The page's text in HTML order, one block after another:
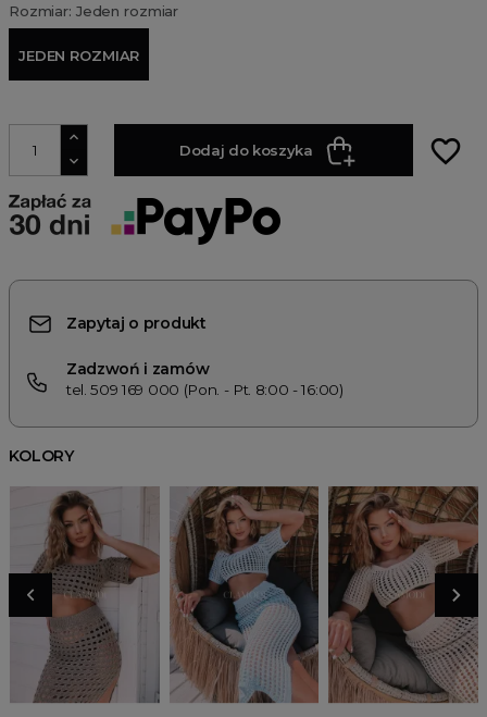
Rozmiar: Jeden rozmiar
JEDEN ROZMIAR
Dodaj do koszyka favorite_border
Zapytaj o produkt
Zadzwoń i zamów
tel. 509 169 000 (Pon. - Pt. 8:00 - 16:00)
KOLORY